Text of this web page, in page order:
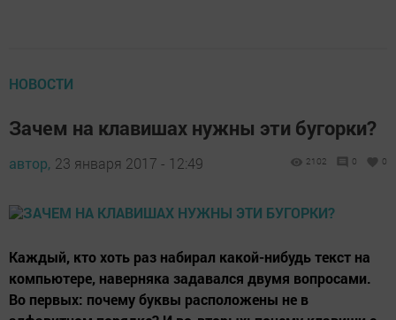
НОВОСТИ
Зачем на клавишах нужны эти бугорки?
автор, 23 января 2017 - 12:49 2102 0 0
Каждый, кто хоть раз набирал какой-нибудь текст на
компьютере, наверняка задавался двумя вопросами.
Во первых: почему буквы расположены не в